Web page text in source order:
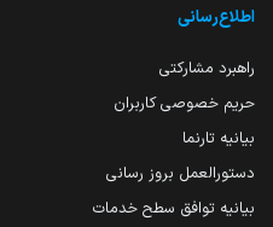
اطلاع‌رسانی
راهبرد مشارکتی
حریم خصوصی کاربران
بیانیه تارنما
دستورالعمل بروز رسانی
بیانیه توافق سطح خدمات